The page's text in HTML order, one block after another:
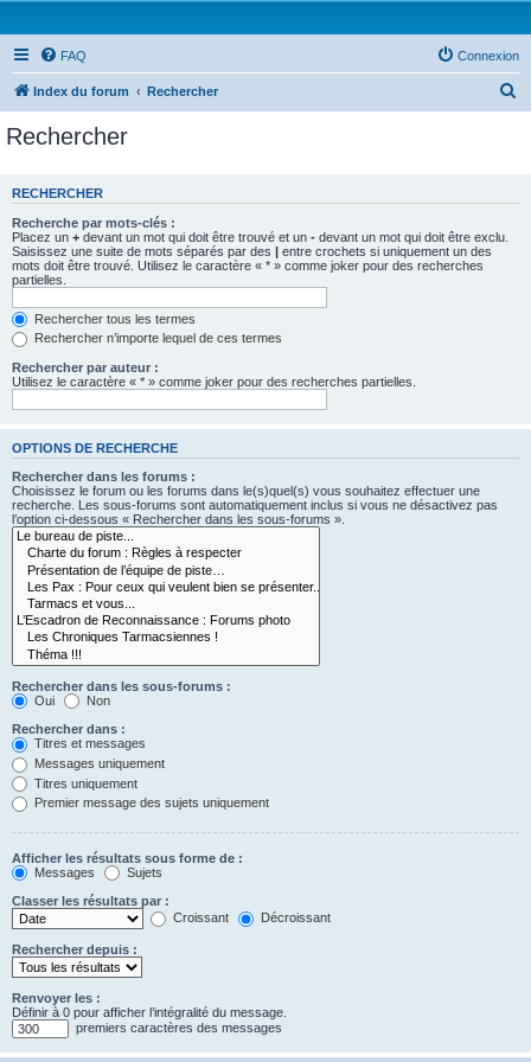
FAQ Connexion
Index du forum Rechercher
e
Rechercher
RECHERCHER
Recherche par mots-clés :
Placez un + devant un mot qui doit être trouvé et un - devant un mot qui doit être exclu.
Saisissez une suite de mots séparés par des | entre crochets si uniquement un des
mots doit être trouvé. Utilisez le caractère « * » comme joker pour des recherches
partielles.
Rechercher tous les termes
Rechercher n’importe lequel de ces termes
Rechercher par auteur :
Utilisez le caractère « * » comme joker pour des recherches partielles.
OPTIONS DE RECHERCHE
Rechercher dans les forums :
Choisissez le forum ou les forums dans le(s)quel(s) vous souhaitez effectuer une
recherche. Les sous-forums sont automatiquement inclus si vous ne désactivez pas
l’option ci-dessous « Rechercher dans les sous-forums ».
Rechercher dans les sous-forums :
Oui
Non
Rechercher dans :
Titres et messages
Messages uniquement
Titres uniquement
Premier message des sujets uniquement
Afficher les résultats sous forme de :
Messages
Sujets
Classer les résultats par :
Croissant
Décroissant
Rechercher depuis :
Renvoyer les :
Définir à 0 pour afficher l’intégralité du message.
premiers caractères des messages